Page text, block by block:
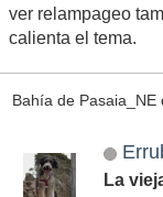
ver relampageo
calienta el tema.
Bahía de Pasaia_NE
La